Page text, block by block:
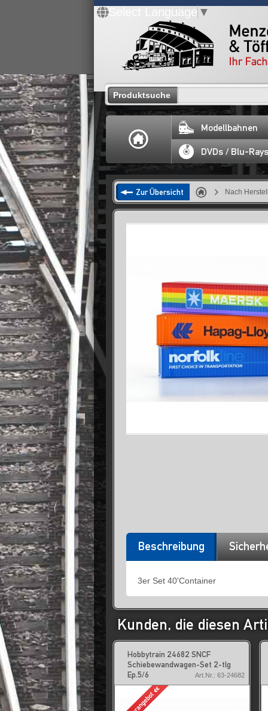
Select Language ▼
Produktsuche
Modellbahnen
DVDs / Blu-Rays
Zur Übersicht Nach
Beschreibung
3er Set 40'Container
Kunden, die diesen
Hobbytrain 24682 SNCF
Schiebewandwagen-Set 2-tlg
Ep.5/6
Art.Nr.: 63-24682